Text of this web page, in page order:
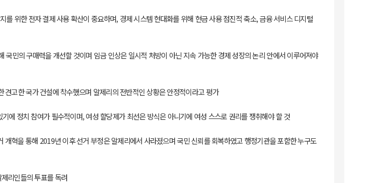
위한 전자 결제 사용 확산이 중요하며, 경제 시스템 현대화를 위해 현금 사용 점진적 축소, 금융 서비스 디지털
민의 구매력을 개선할 것이며 임금 인상은 일시적 처방이 아닌 지속 가능한 경제 성장의 논리 안에서 이루어져야
고한 국가 건설에 착수했으며 알제리의 전반적인 상황은 안정적이라고 평가
에 정치 참여가 필수적이며, 여성 할당제가 최선은 방식은 아니기에 여성 스스로 권리를 쟁취해야 할 것
혁을 통해 2019년 이후 선거 부정은 알제리에서 사라졌으며 국민 신뢰를 회복하였고 행정기관을 포함한 누구도
리인들의 투표를 독려